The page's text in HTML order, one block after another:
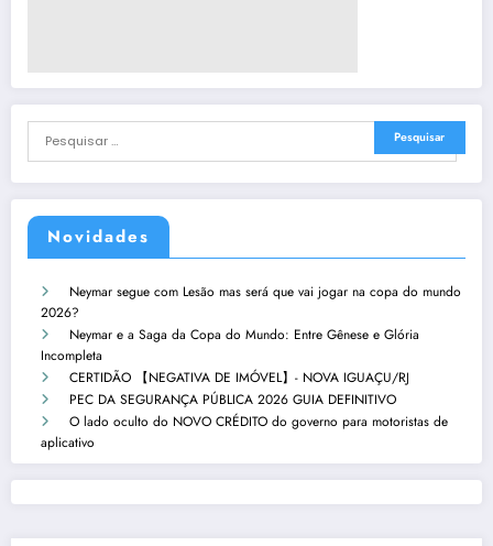
Novidades
Neymar segue com Lesão mas será que vai jogar na copa do mundo
2026?
Neymar e a Saga da Copa do Mundo: Entre Gênese e Glória
Incompleta
CERTIDÃO 【NEGATIVA DE IMÓVEL】- NOVA IGUAÇU/RJ
PEC DA SEGURANÇA PÚBLICA 2026 GUIA DEFINITIVO
O lado oculto do NOVO CRÉDITO do governo para motoristas de
aplicativo